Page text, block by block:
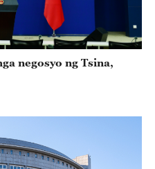
negosyo ng Tsina,